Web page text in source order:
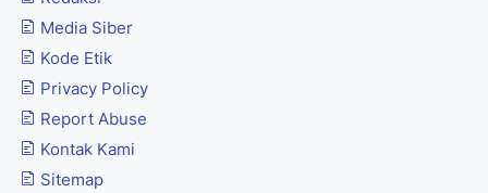
Media Siber
Kode Etik
Privacy Policy
Report Abuse
Kontak Kami
Sitemap